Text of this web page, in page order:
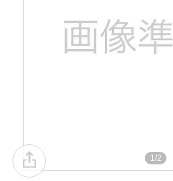
1/2